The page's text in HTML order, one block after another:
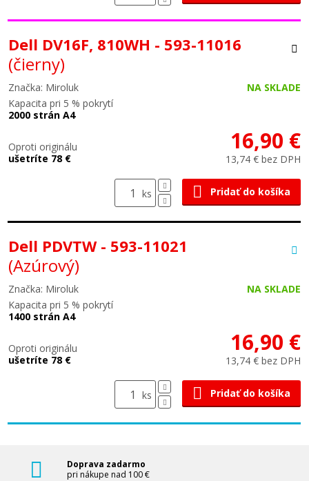
Dell DV16F, 810WH - 593-11016
(čierny)
Značka: Miroluk
NA SKLADE
Kapacita pri 5 % pokrytí
2000 strán A4
Oproti originálu
ušetríte 78 €
16,90 €
13,74 € bez DPH
ks Pridať do košíka
Dell PDVTW - 593-11021
(Azúrový)
Značka: Miroluk
NA SKLADE
Kapacita pri 5 % pokrytí
1400 strán A4
Oproti originálu
ušetríte 78 €
16,90 €
13,74 € bez DPH
ks Pridať do košíka
Doprava zadarmo
pri nákupe nad 100 €